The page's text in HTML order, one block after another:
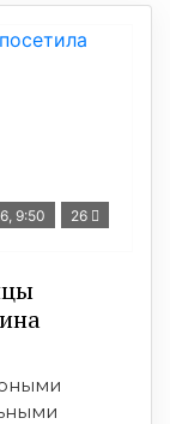
9:50 26